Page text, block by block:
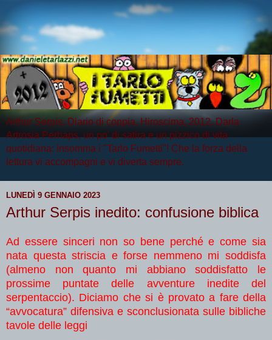
Arthur Serpis, Diario di coppia, Hiroscima, 2012, Darla
Artrosia Perhaps, un po' di satira e un pizzico di vita
quotidiana: insomma i "Tarlo Fumetti"! Che la forza della
lettura vi accompagni e vi diverta sempre.
LUNEDÌ 9 GENNAIO 2023
Arthur Serpis inedito: confusione biblica
Ad essere sinceri non so bene perché e come sia
nata questa striscia e forse nemmeno mi soddisfa
(almeno non quanto mi abbiano soddisfatto le
prossime puntate delle avventure inedite del
serpentaccio). Diciamo che si è provato a fare della
“avvocatura” difensiva e sconclusionata sulle bibliche
tavole delle leggi